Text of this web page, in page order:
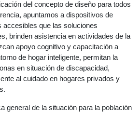
del concepto de diseño para todos
apuntamos a dispositivos de
accesibles que las soluciones
brinden asistencia en actividades de la
apoyo cognitivo y capacitación a
de hogar inteligente, permitan la
al cuidado en hogares privados y
general de la situación para la población